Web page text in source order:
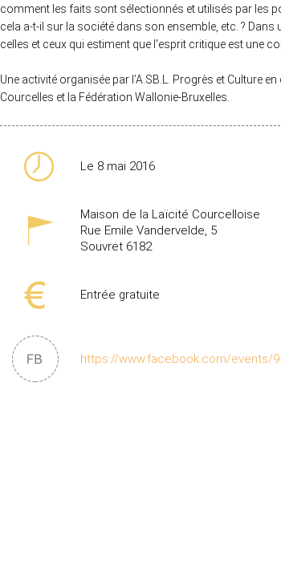
comment les faits sont sélectionnés et utilisés par les
cela a-t-il sur la société dans son ensemble, etc. ?
celles et ceux qui estiment que l'esprit critique est une
Une activité organisée par l’A.SB.L. Progrès et Culture
Courcelles et la Fédération Wallonie-Bruxelles.
Le 8 mai 2016
Maison de la Laïcité Courcelloise
Rue Emile Vandervelde, 5
Souvret 6182
Entrée gratuite
https://www.facebook.com/events/